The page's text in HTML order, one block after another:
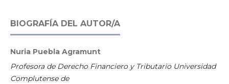
BIOGRAFÍA DEL AUTOR/A
Nuria Puebla Agramunt
Profesora de Derecho Financiero y Tributario Universidad
Complutense de